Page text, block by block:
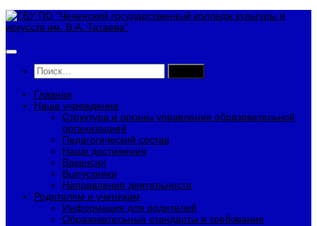
Перейти
к
Найти:
Главная
Наше учреждение
Структура и органы управления образовательной
организацией
Педагогический состав
Наши достижения
Вакансии
Выпускники
Направления деятельности
Родителям и ученикам
Информация для родителей
Образовательные стандарты и требования